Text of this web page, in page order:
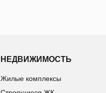
НЕДВИЖИМОСТЬ
Жилые комплексы